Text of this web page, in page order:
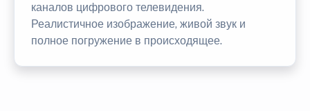
каналов цифрового телевидения.
Реалистичное изображение, живой звук и
полное погружение в происходящее.